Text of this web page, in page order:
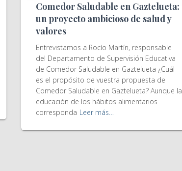
Comedor Saludable en Gaztelueta:
un proyecto ambicioso de salud y
valores
Entrevistamos a Rocío Martín, responsable
del Departamento de Supervisión Educativa
de Comedor Saludable en Gaztelueta ¿Cuál
es el propósito de vuestra propuesta de
Comedor Saludable en Gaztelueta? Aunque la
educación de los hábitos alimentarios
corresponda Leer más…